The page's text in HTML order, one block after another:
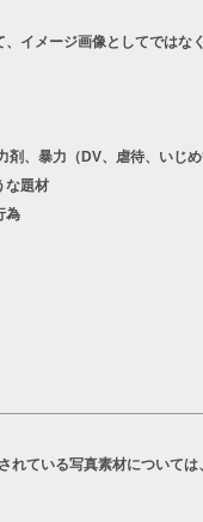
イメージ画像としてではな
、暴力（DV、虐待、いじ
な題材
為
ている写真素材については